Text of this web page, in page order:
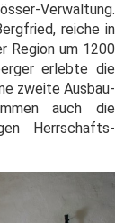
Verwaltung.
reiche in
Region um 1200
erlebte die
zweite Ausbau-
auch die
Herrschafts-